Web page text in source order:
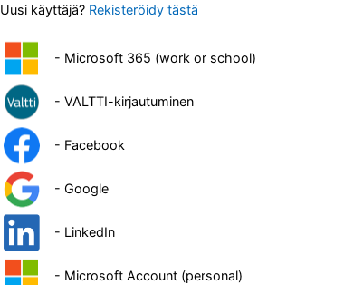
Uusi käyttäjä? Rekisteröidy tästä
- Microsoft 365 (work or school)
- VALTTI-kirjautuminen
- Facebook
- Google
- LinkedIn
- Microsoft Account (personal)